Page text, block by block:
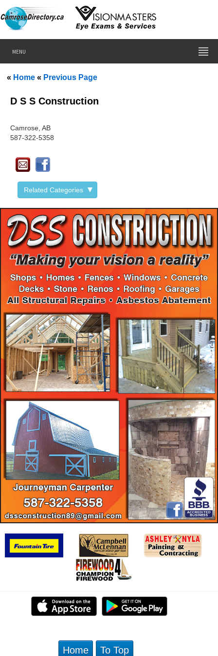
MENU
« Home « Previous Page
D S S Construction
Camrose, AB
587-322-5358
Related Categories
Home To Top